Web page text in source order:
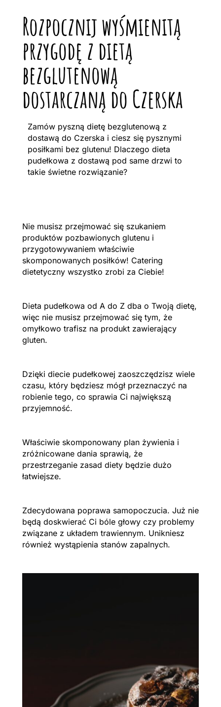
Rozpocznij wyśmienitą
przygodę z dietą
bezglutenową
dostarczaną do Czerska
Zamów pyszną dietę bezglutenową z
dostawą do Czerska i ciesz się pysznymi
posiłkami bez glutenu! Dlaczego dieta
pudełkowa z dostawą pod same drzwi to
takie świetne rozwiązanie?
Nie musisz przejmować się szukaniem
produktów pozbawionych glutenu i
przygotowywaniem właściwie
skomponowanych posiłków! Catering
dietetyczny wszystko zrobi za Ciebie!
Dieta pudełkowa od A do Z dba o Twoją dietę,
więc nie musisz przejmować się tym, że
omyłkowo trafisz na produkt zawierający
gluten.
Dzięki diecie pudełkowej zaoszczędzisz wiele
czasu, który będziesz mógł przeznaczyć na
robienie tego, co sprawia Ci największą
przyjemność.
Właściwie skomponowany plan żywienia i
zróżnicowane dania sprawią, że
przestrzeganie zasad diety będzie dużo
łatwiejsze.
Zdecydowana poprawa samopoczucia. Już nie
będą doskwierać Ci bóle głowy czy problemy
związane z układem trawiennym. Unikniesz
również wystąpienia stanów zapalnych.